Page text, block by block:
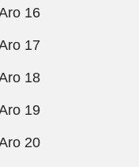
16
17
18
19
20